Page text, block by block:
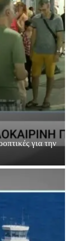
για την